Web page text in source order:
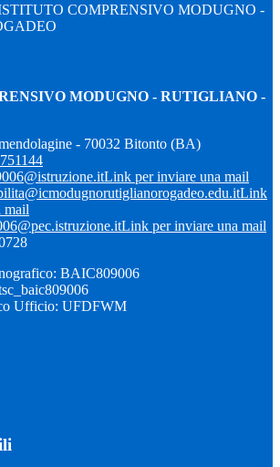
COMPRENSIVO MODUGNO -
MODUGNO - RUTIGLIANO -
- 70032 Bitonto (BA)
Link per inviare una mail
Link
mail
Link per inviare una mail
BAIC809006
Ufficio: UFDFWM